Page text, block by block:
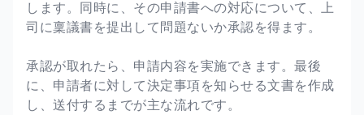
します。同時に、その申請書への対応について、上
司に稟議書を提出して問題ないか承認を得ます。
承認が取れたら、申請内容を実施できます。最後
に、申請者に対して決定事項を知らせる文書を作成
し、送付するまでが主な流れです。